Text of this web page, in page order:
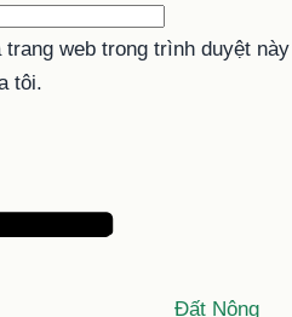
web trong trình duyệt này
tôi.
Đất Nông